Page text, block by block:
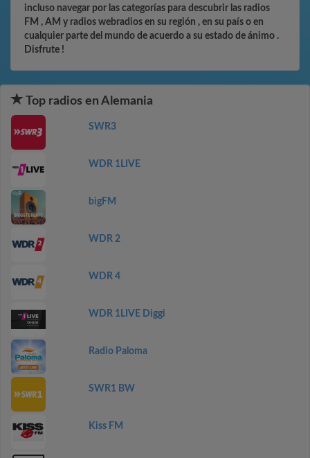
incluso navegar por las categorías para descubrir las radios
FM , AM y radios webradios en su región , en su país o en
cualquier parte del mundo de acuerdo a su estado de ánimo .
Disfrute !
Top radios en Alemania
SWR3
WDR 1LIVE
bigFM
WDR 2
WDR 4
WDR 1LIVE Diggi
Radio Paloma
SWR1 BW
Kiss FM